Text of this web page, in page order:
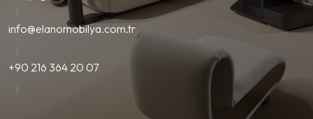
info@elanomobilya.com.tr
+90 216 364 20 07